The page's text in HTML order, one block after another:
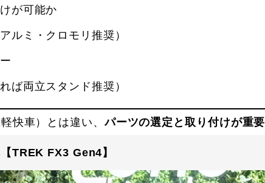
が可能か
ルミ・クロモリ推奨）
ば両立スタンド推奨）
快車）とは違い、パーツの選定と取り付けが重要
TREK FX3 Gen4】